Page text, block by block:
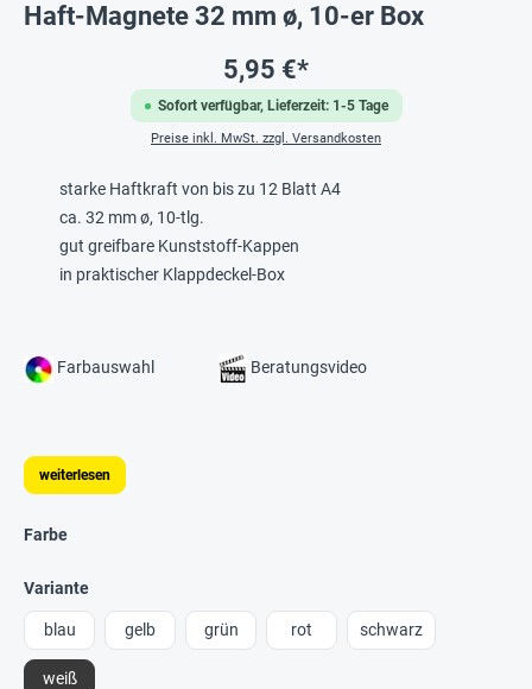
Haft-Magnete 32 mm ø, 10-er Box
Sofort verfügbar, Lieferzeit: 1-5 Tage
5,95 €*
Preise inkl. MwSt. zzgl. Versandkosten
starke Haftkraft von bis zu 12 Blatt A4
ca. 32 mm ø, 10-tlg.
gut greifbare Kunststoff-Kappen
in praktischer Klappdeckel-Box
Farbauswahl Beratungsvideo
weiterlesen
Farbe
Variante
blau gelb grün rot schwarz
weiß